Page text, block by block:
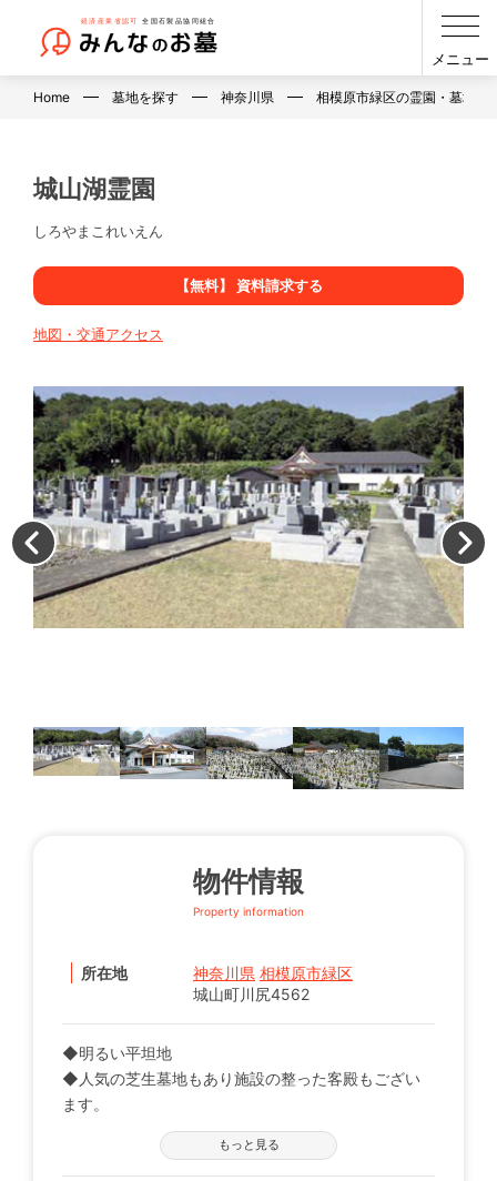
メニュー
Home 墓地を探す 神奈川県 相模原市緑区の霊園・墓地・
城山湖霊園
しろやまこれいえん
【無料】 資料請求する
地図・交通アクセス
物件情報
Property information
所在地 神奈川県 相模原市緑区
城山町川尻4562
◆明るい平坦地
◆人気の芝生墓地もあり施設の整った客殿もござい
ます。
◆近くに城山湖等があり、自然環境が良くハイキン
グを兼ねた墓参ができます。
もっと見る